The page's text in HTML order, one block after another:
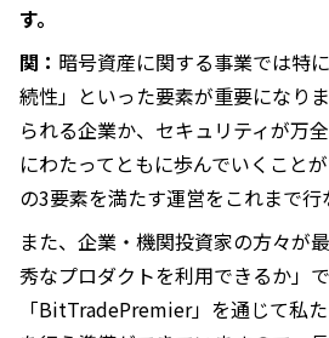
す。
関： 暗号資産に関する事業では特
続性」といった要素が重要になり
られる企業か、セキュリティが万
にわたってともに歩んでいくこと
の3要素を満たす運営をこれまで行
また、企業・機関投資家の方々が
秀なプロダクトを利用できるか」で
「BitTradePremier」を通じて私